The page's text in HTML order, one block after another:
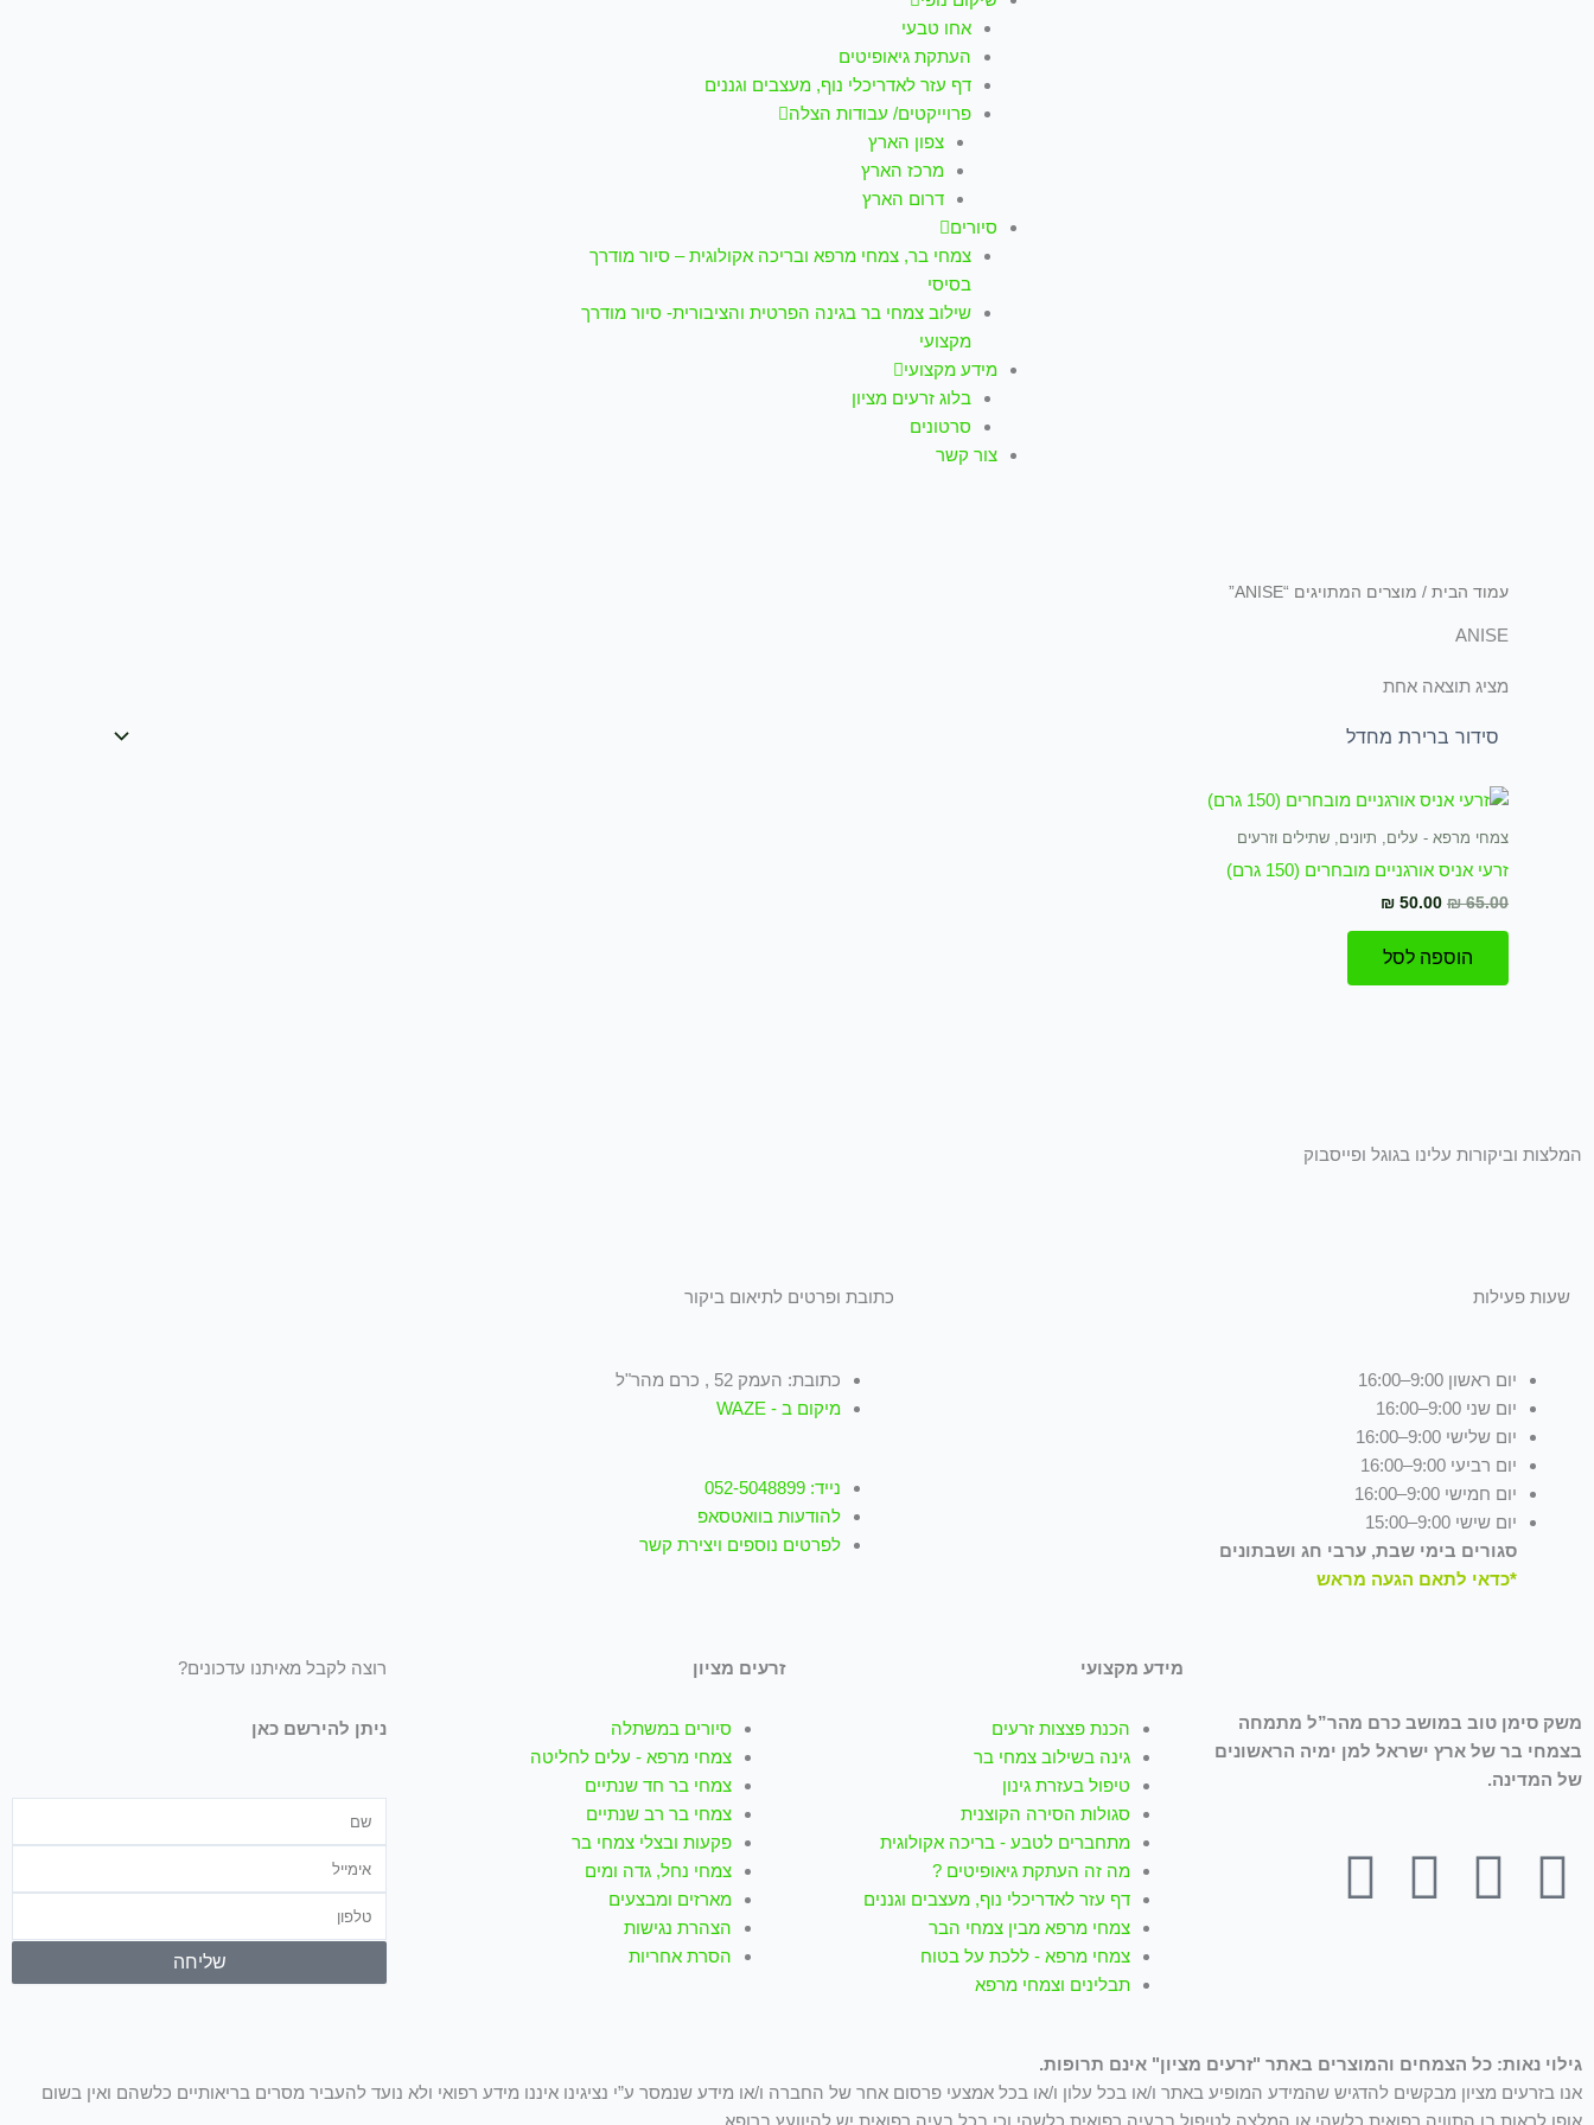
אחו טבעי
העתקת גיאופיטים
דף עזר לאדריכלי נוף, מעצבים וגננים
פרוייקטים/ עבודות הצלה
צפון הארץ
מרכז הארץ
דרום הארץ
סיורים
צמחי בר, צמחי מרפא ובריכה אקולוגית – סיור מודרך
בסיסי
שילוב צמחי בר בגינה הפרטית והציבורית- סיור מודרך
מקצועי
מידע מקצועי
בלוג זרעים מציון
סרטונים
צור קשר
עמוד הבית / מוצרים המתויגים “ANISE”
ANISE
מציג תוצאה אחת
צמחי מרפא - עלים, תיונים, שתילים וזרעים
זרעי אניס אורגניים מובחרים (150 גרם)
₪65.00
המחיר
היה:
₪ 50.00
המחיר
הוא:
הוספה לסל
המלצות וביקורות עלינו בגוגל ופייסבוק
שעות פעילות
יום ראשון 9:00–16:00
יום שני 9:00–16:00
יום שלישי 9:00–16:00
יום רביעי 9:00–16:00
יום חמישי 9:00–16:00
יום שישי 9:00–15:00
סגורים בימי שבת, ערבי חג ושבתונים
*כדאי לתאם הגעה מראש
כתובת ופרטים לתיאום ביקור
כתובת: העמק 52 , כרם מהר"ל
מיקום ב - WAZE
נייד: 052-5048899
להודעות בוואטסאפ
לפרטים נוספים ויצירת קשר
משק סימן טוב במושב כרם מהר”ל מתמחה
בצמחי בר של ארץ ישראל למן ימיה הראשונים
של המדינה.
F
e
Y
t
I
t
W
t
t
מידע מקצועי
הכנת פצצות זרעים
גינה בשילוב צמחי בר
טיפול בעזרת גינון
סגולות הסירה הקוצנית
מתחברים לטבע - בריכה אקולוגית
מה זה העתקת גיאופיטים ?
דף עזר לאדריכלי נוף, מעצבים וגננים
צמחי מרפא מבין צמחי הבר
צמחי מרפא - ללכת על בטוח
תבלינים וצמחי מרפא
זרעים מציון
סיורים במשתלה
צמחי מרפא - עלים לחליטה
צמחי בר חד שנתיים
צמחי בר רב שנתיים
פקעות ובצלי צמחי בר
צמחי נחל, גדה ומים
מארזים ומבצעים
הצהרת נגישות
הסרת אחריות
רוצה לקבל מאיתנו עדכונים?
ניתן להירשם כאן
שליחה
גילוי נאות: כל הצמחים והמוצרים באתר "זרעים מציון" אינם תרופות.
אנו בזרעים מציון מבקשים להדגיש שהמידע המופיע באתר ו/או בכל עלון ו/או בכל אמצעי פרסום אחר של החברה ו/או מידע שנמסר ע”י נציגינו איננו מידע רפואי ולא נועד להעביר מסרים בריאותיים כלשהם ואין בשום
אופן לראות בו התוויה רפואית כלשהי או המלצה לטיפול בבעיה רפואית כלשהי וכי בכל בעיה רפואית יש להיוועץ ברופא.